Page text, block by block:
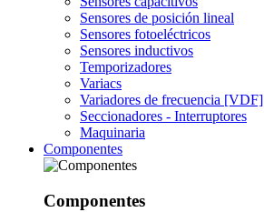
Sensores de posición lineal
Sensores fotoeléctricos
Sensores inductivos
Temporizadores
Variacs
Variadores de frecuencia [VDF]
Seccionadores - Interruptores
Maquinaria
Componentes
Componentes